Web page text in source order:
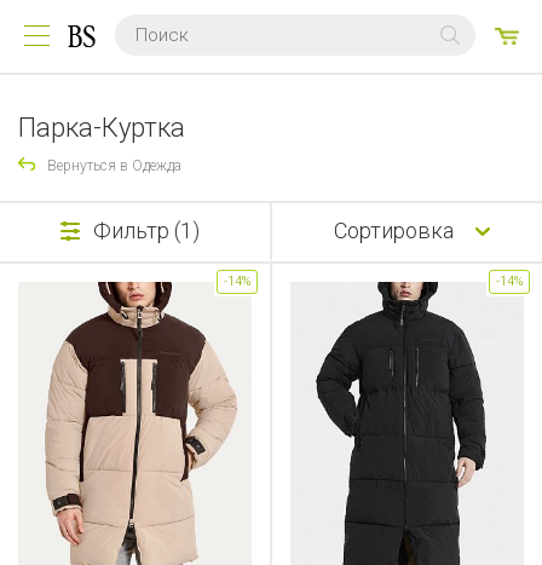
Парка-Куртка
Вернуться в Одежда
Фильтр (1) Сортировка
-14% -14%